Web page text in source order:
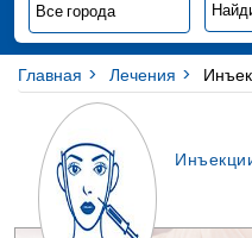
Главная Лечения